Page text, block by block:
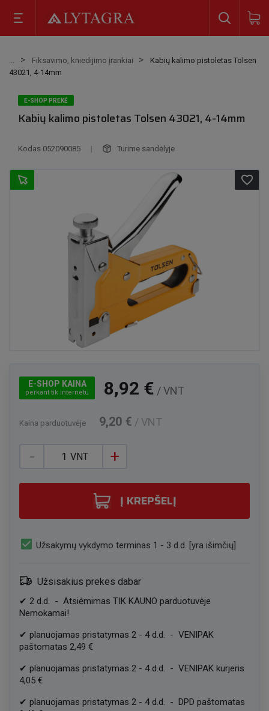
Fiksavimo, kniedijimo įrankiai
Kabių kalimo pistoletas Tolsen
43021, 4-14mm
E-SHOP PREKĖ
Kabių kalimo pistoletas Tolsen 43021, 4-14mm
Kodas 052090085 | Turime sandėlyje
favorite_border
E-SHOP KAINA
perkant tik internetu 8,92 € / VNT
Kaina parduotuvėje 9,20 € / VNT
- +
VNT
Į KREPŠELĮ
check_box Užsakymų vykdymo terminas 1 - 3 d.d. [yra išimčių]
Užsisakius prekes dabar
✔ 2 d.d. - Atsiėmimas TIK KAUNO parduotuvėje
Nemokamai!
✔ planuojamas pristatymas 2 - 4d.d. - VENIPAK
paštomatas 2,49 €
✔ planuojamas pristatymas 2 - 4d.d. - VENIPAK kurjeris
4,05 €
✔ planuojamas pristatymas 2 - 4d.d. - DPD paštomatas